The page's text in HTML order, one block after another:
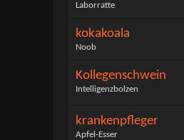
Laborratte
kokakoala
Noob
Kollegenschwein
Intelligenzbolzen
krankenpfleger
Apfel-Esser